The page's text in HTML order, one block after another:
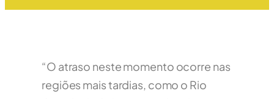
“O atraso neste momento ocorre nas
regiões mais tardias, como o Rio